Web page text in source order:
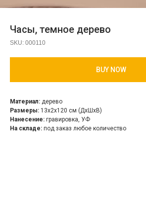
Часы, темное дерево
SKU: 000110
BUY NOW
Материал: дерево
Размеры: 13х2х120 см (ДхШхВ)
Нанесение: гравировка, УФ
На складе: под заказ любое количество